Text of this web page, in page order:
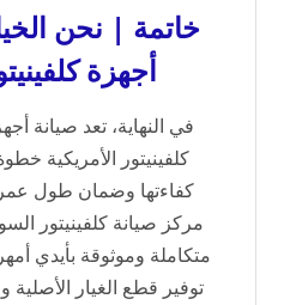
خاتمة | نحن
أجهزة
في النهاية، تعد صيانة
كلفينيتور الأمريكية
كفاءتها وضمان طول
مركز صيانة كلفينيتور
متكاملة وموثوقة بأيدي
توفير قطع الغيار الأصلية